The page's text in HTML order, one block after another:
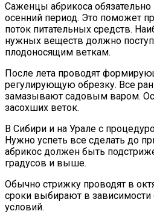
Саженцы абрикоса
осенний период. Это поможет
поток питательных средств.
нужных веществ должно
плодоносящим веткам.
После лета проводят
регулирующую обрезку. Все
замазывают садовым варом.
засохших веток.
В Сибири и на Урале с
Нужно успеть все сделать до
абрикос должен быть
градусов и выше.
Обычно стрижку проводят в
сроки выбирают в зависимости
условий.